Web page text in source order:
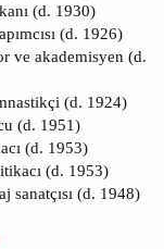
(d. 1930)
(d. 1926)
ve akademisyen (d.
(d. 1924)
(d. 1951)
(d. 1953)
(d. 1953)
sanatçısı (d. 1948)